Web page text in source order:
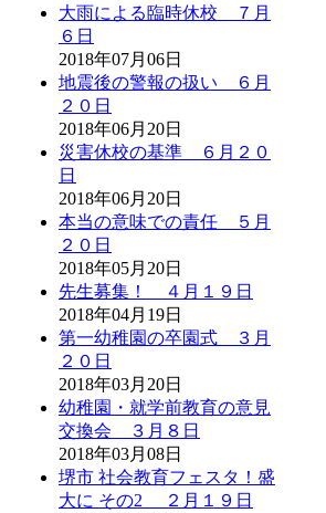
大雨による臨時休校 ７月
６日
2018年07月06日
地震後の警報の扱い ６月
２０日
2018年06月20日
災害休校の基準 ６月２０
日
2018年06月20日
本当の意味での責任 ５月
２０日
2018年05月20日
先生募集！ ４月１９日
2018年04月19日
第一幼稚園の卒園式 ３月
２０日
2018年03月20日
幼稚園・就学前教育の意見
交換会 ３月８日
2018年03月08日
堺市 社会教育フェスタ！盛
大に その2 ２月１９日